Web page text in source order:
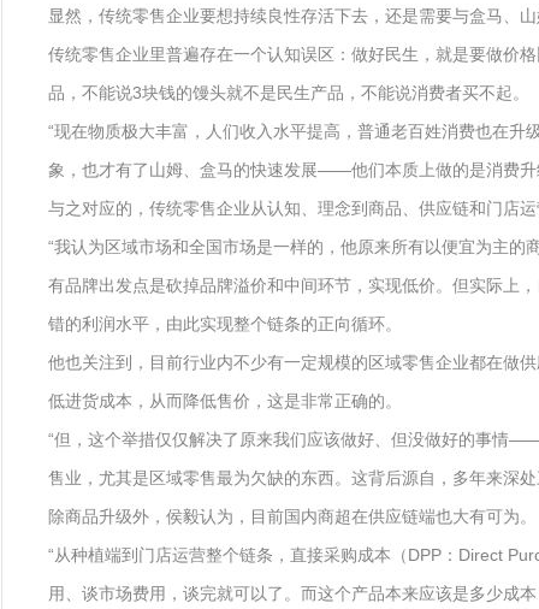
显然，传统零售企业要想持续良性存活下去，还是需要与盒马、
传统零售企业里普遍存在一个认知误区：做好民生，就是要做价
品，不能说3块钱的馒头就不是民生产品，不能说消费者买不起。
“现在物质极大丰富，人们收入水平提高，普通老百姓消费也在
象，也才有了山姆、盒马的快速发展——他们本质上做的是消费升
与之对应的，传统零售企业从认知、理念到商品、供应链和门店
“我认为区域市场和全国市场是一样的，他原来所有以便宜为主
有品牌出发点是砍掉品牌溢价和中间环节，实现低价。但实际上
错的利润水平，由此实现整个链条的正向循环。
他也关注到，目前行业内不少有一定规模的区域零售企业都在做
低进货成本，从而降低售价，这是非常正确的。
“但，这个举措仅仅解决了原来我们应该做好、但没做好的事情
售业，尤其是区域零售最为欠缺的东西。这背后源自，多年来深
除商品升级外，侯毅认为，目前国内商超在供应链端也大有可为。
“从种植端到门店运营整个链条，直接采购成本（DPP：Direct
用、谈市场费用，谈完就可以了。而这个产品本来应该是多少成